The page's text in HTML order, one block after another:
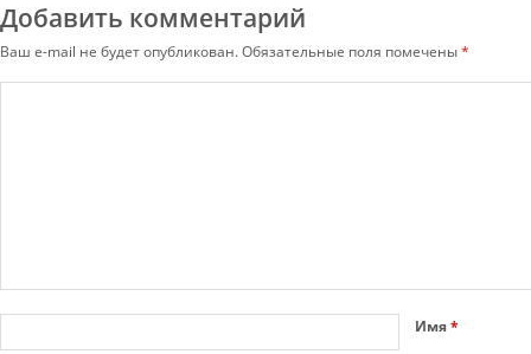
Добавить комментарий
Ваш e-mail не будет опубликован.Обязательные поля помечены*
Имя*